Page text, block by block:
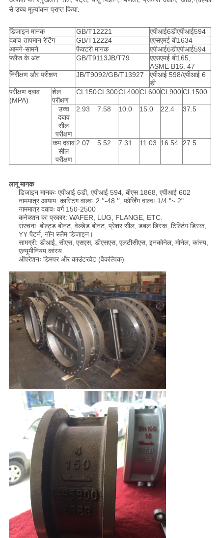
से उच्च मूल्यांकन प्राप्त किया.
डिजाइन मानक GB/T12221
एपीआई6डीएपीआई594
दबाव-तापमान रेटिंग
GB/T12224
एएसएमई बी1634
आमने-सामने
फैक्टरी मानक
एपीआई6डीएपीआई594
फ्लैंज के अंत
GB/T9113JB/T79
एएसएमई बी165,
ASME B16. 47
निरीक्षण और परीक्षण
JB/T9092/GB/T13927
एपीआई 598/एपीआई 6
डी
परीक्षण दबाव
(MPA)
शेल
परीक्षण
CL150CL300CL400CL600CL900CL1500
उच्च
दबाव
सील
परीक्षण
2.93 7.58 10.0 15.0 22.4 37.5
कम दबाव
सील
परीक्षण
2.07 5.52 7.31 11.03 16.54 27.5
लागू मानक
डिजाइन मानकः एपीआई 6डी, एपीआई 594, बीएस 1868, एपीआई 602
नाममात्र आयाम: कास्टिंग वाल्वः 2 ′′-48 ′′, फोर्जिंग वाल्वः 1/4 "~ 2"
नाममात्र दबावः वर्ग 150-2500
कनेक्शन का प्रकार: WAFER, LUG, FLANGE, ETC.
संरचना: बोल्ट्ड बोनट, वेल्डेड बोनट, प्रेशर सील, डबल डिस्क, टिल्टिंग डिस्क,
YY पैटर्न, नॉन स्लैम डिजाइन।
सामग्री: डीआई, सीएस, एसएस, डीएसएस, एलटीसीएस, इनकोनेल, मोनेल, कांस्य,
एल्यूमीनियम कांस्य
ऑपरेशनः डिमपर और काउंटरवेट (वैकल्पिक)